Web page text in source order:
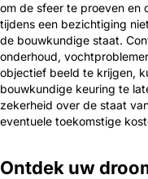
om de sfeer te proeven en
tijdens een bezichtiging
de bouwkundige staat.
onderhoud,
objectief beeld te krijgen,
bouwkundige keuring te
zekerheid over de staat
eventuele toekomstige
Ontdek uw